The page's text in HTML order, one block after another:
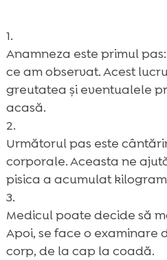
Anamneza este primul
ce am observat. Acest
greutatea şi eventualele
acasă.
Următorul pas este
corporale. Aceasta ne
pisica a acumulat
Medicul poate decide să
Apoi, se face o
corp, de la cap la coadă.